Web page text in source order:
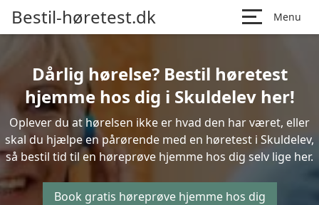
Bestil-høretest.dk Menu
Dårlig hørelse? Bestil høretest
hjemme hos dig i Skuldelev her!
Oplever du at hørelsen ikke er hvad den har været, eller
skal du hjælpe en pårørende med en høretest i Skuldelev,
så bestil tid til en høreprøve hjemme hos dig selv lige her.
Book gratis høreprøve hjemme hos dig